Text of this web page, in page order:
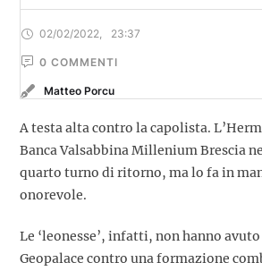
02/02/2022 23:37
0 COMMENTI
Matteo Porcu
A testa alta contro la capolista.
Banca Valsabbina Millenium Brescia
quarto turno di ritorno, ma lo fa in
onorevole.
Le ‘leonesse’, infatti, non hanno
Geopalace contro una formazione